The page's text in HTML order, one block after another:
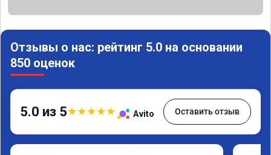
Отзывы о нас: рейтинг 5.0 на основании
850 оценок
5.0 из 5★★★★★ Avito Оставить отзыв